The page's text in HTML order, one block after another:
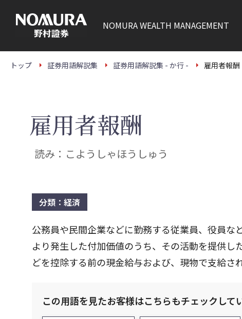
本
NOMURAWEALTH MANAGEMENT
トップ 証券用語解説集 証券用語解説集 - か行 - 雇用者報酬
雇用者報酬
読み：こようしゃほうしゅう
分類：経済
公務員や民間企業などに勤務する従業員、役員
より発生した付加価値のうち、その活動を提供
どを控除する前の現金給与および、現物で支給さ
この用語を見たお客様はこちらもチェックして